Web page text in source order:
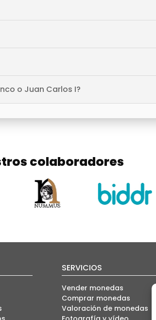
o Juan Carlos I?
colaboradores
SERVICIOS
Vender monedas
Comprar monedas
Valoración de monedas